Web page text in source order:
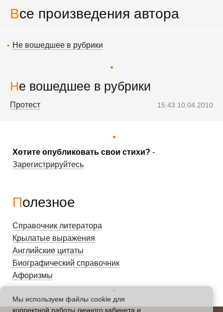
Хотите опубликовать свои стихи? -
Зарегистрируйтесь
Все произведения автора
Не вошедшее в рубрики
Не вошедшее в рубрики
Протест 15:43 10.04.2010
Полезное
Справочник литератора
Крылатые выражения
Английские цитаты
Биографический справочник
Афоризмы
Мы используем файлы cookie для
корректной работы личного кабинета и